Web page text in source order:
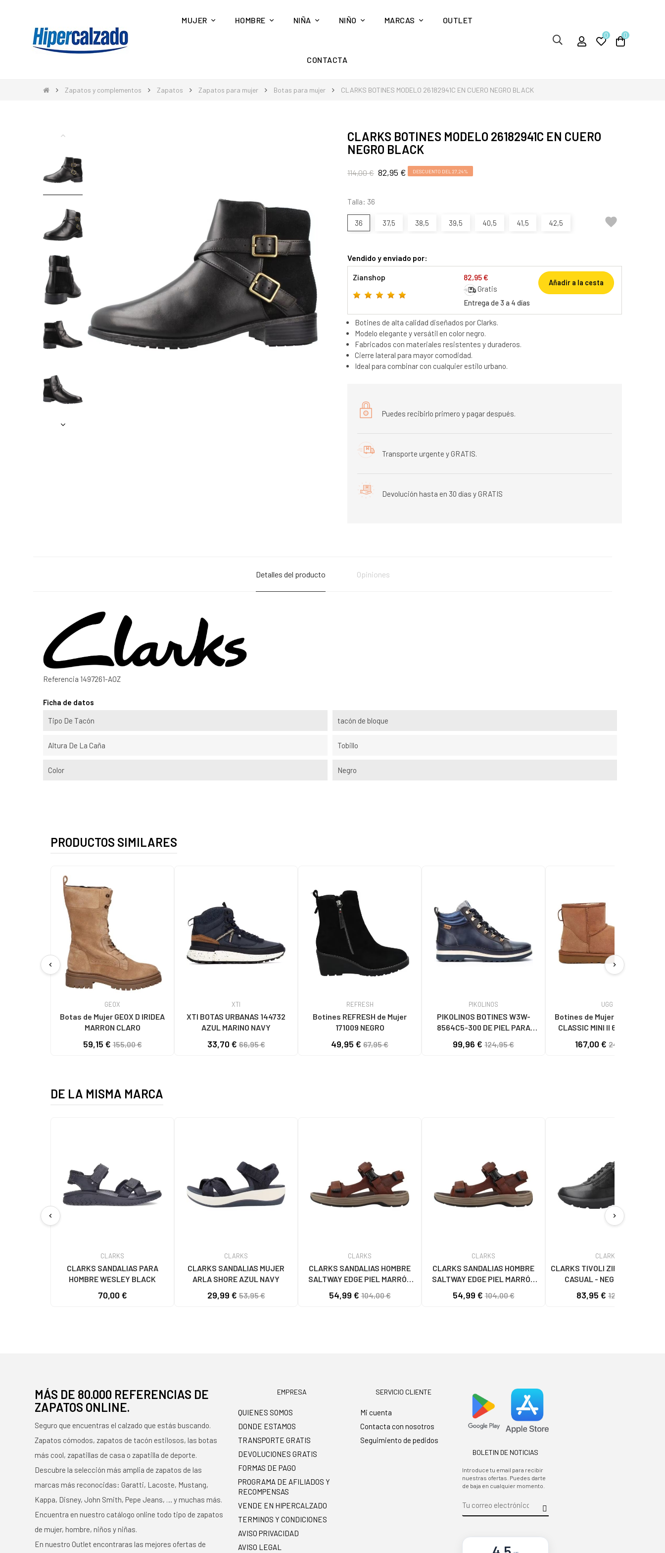
MUJER HOMBRE NIÑA NIÑO MARCAS OUTLET
CONTACTA
0 0
Zapatos y complementos Zapatos Zapatos para mujer Botas para mujer CLARKS BOTINES MODELO 26182941C EN CUERO NEGRO BLACK
CLARKS BOTINES MODELO 26182941C EN CUERO
NEGRO BLACK
114,00 € 82,95 € DESCUENTO DEL 27,24%
Talla: 36
36 37,5 38,5 39,5 40,5 41,5 42,5 
Vendido y enviado por:
Zianshop 82,95 €
Gratis
Entrega de 3 a 4 días
Añadir a la cesta
Botines de alta calidad diseñados por Clarks.
Modelo elegante y versátil en color negro.
Fabricados con materiales resistentes y duraderos.
Cierre lateral para mayor comodidad.
Ideal para combinar con cualquier estilo urbano.
Puedes recibirlo primero y pagar después.
Transporte urgente y GRATIS.
Devolución hasta en 30 días y GRATIS
Detalles del producto Opiniones
Referencia 1497261-AOZ
Ficha de datos
Tipo De Tacón tacón de bloque
Altura De La Caña Tobillo
Color Negro
PRODUCTOS SIMILARES
chevron_left
GEOX
Botas de Mujer GEOX D IRIDEA
MARRON CLARO
59,15 €155,00 €
XTI
XTI BOTAS URBANAS 144732
AZUL MARINO NAVY
33,70 €66,95 €
REFRESH
Botines REFRESH de Mujer
171009 NEGRO
49,95 € 67,95 €
PIKOLINOS
PIKOLINOS BOTINES W3W-
8564C5-300 DE PIEL PARA
99,96 € 124,95 €
UGG
Botines de Mujer UGG 1016222
CLASSIC MINI II 6 CHESTNUT
167,00 € 242,27 €
chevron_right
DE LA MISMA MARCA
chevron_left
CLARKS
CLARKS SANDALIAS PARA
HOMBRE WESLEY BLACK
70,00 €
CLARKS
CLARKS SANDALIAS MUJER
ARLA SHORE AZUL NAVY
29,99 €53,95 €
CLARKS
CLARKS SANDALIAS HOMBRE
SALTWAY EDGE PIEL MARRÓN
54,99 €104,00 €
CLARKS
CLARKS SANDALIAS HOMBRE
SALTWAY EDGE PIEL MARRÓN
54,99 €104,00 €
CLARKS
CLARKS TIVOLI ZIP ZAPATILLAS
CASUAL - NEGRO BLACK
83,95 € 124,00 €
chevron_right
MÁS DE 80.000 REFERENCIAS DE
ZAPATOS ONLINE.
Seguro que encuentras el calzado que estás buscando.
Zapatos cómodos, zapatos de tacón estilosos, las botas
más cool, zapatillas de casa o zapatilla de deporte.
Descubre la selección más amplia de zapatos de las
marcas más reconocidas: Garatti, Lacoste, Mustang,
Kappa, Disney, John Smith, Pepe Jeans, … y muchas más.
Encuentra en nuestro catálogo online todo tipo de zapatos
de mujer, hombre, niños y niñas.
En nuestro Outlet encontraras las mejores ofertas de
EMPRESA
QUIENES SOMOS
DONDE ESTAMOS
TRANSPORTE GRATIS
DEVOLUCIONES GRATIS
FORMAS DE PAGO
PROGRAMA DE AFILIADOS Y
RECOMPENSAS
VENDE EN HIPERCALZADO
TERMINOS Y CONDICIONES
AVISO PRIVACIDAD
AVISO LEGAL
SERVICIO CLIENTE
Mi cuenta
Contacta con nosotros
Seguimiento de pedidos
BOLETIN DE NOTICIAS
Introduce tu email para recibir
nuestras ofertas. Puedes darte
de baja en cualquier momento.